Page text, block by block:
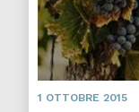
1 OTTOBRE 2015